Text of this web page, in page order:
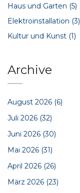
Haus und Garten (5)
Elektroinstallation (3)
Kultur und Kunst (1)
Archive
August 2026 (6)
Juli 2026 (32)
Juni 2026 (30)
Mai 2026 (31)
April 2026 (26)
März 2026 (23)